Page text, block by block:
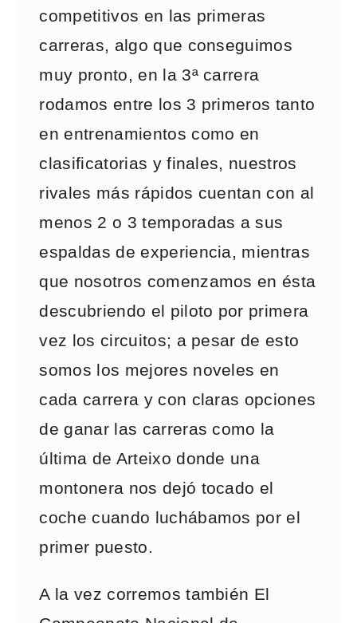
competitivos en las primeras
carreras, algo que conseguimos
muy pronto, en la 3ª carrera
rodamos entre los 3 primeros tanto
en entrenamientos como en
clasificatorias y finales, nuestros
rivales más rápidos cuentan con al
menos 2 o 3 temporadas a sus
espaldas de experiencia, mientras
que nosotros comenzamos en ésta
descubriendo el piloto por primera
vez los circuitos; a pesar de esto
somos los mejores noveles en
cada carrera y con claras opciones
de ganar las carreras como la
última de Arteixo donde una
montonera nos dejó tocado el
coche cuando luchábamos por el
primer puesto.
A la vez corremos también El